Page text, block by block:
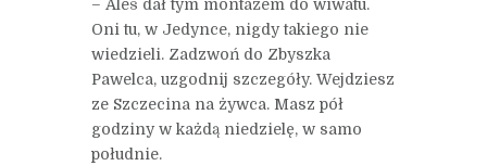
– Aleś dał tym montażem do wiwatu.
Oni tu, w Jedynce, nigdy takiego nie
wiedzieli. Zadzwoń do Zbyszka
Pawelca, uzgodnij szczegóły. Wejdziesz
ze Szczecina na żywca. Masz pół
godziny w każdą niedzielę, w samo
południe.